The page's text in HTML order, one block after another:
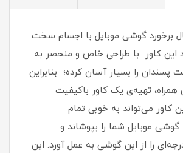
برخورد گوشی موبایل با اجسام سخت
این کاور با طراحی خاص و منحصر به
پسندان را بسیار آسان کرده؛ بنابراین
همراه، تهیه‌ی یک کاور با‌کیفیت
می‌تواند به خوبی تمام
موبایل شما را بپوشاند و
360 درجه‌ای را از این گوشی به عمل آورد‏.‏ این